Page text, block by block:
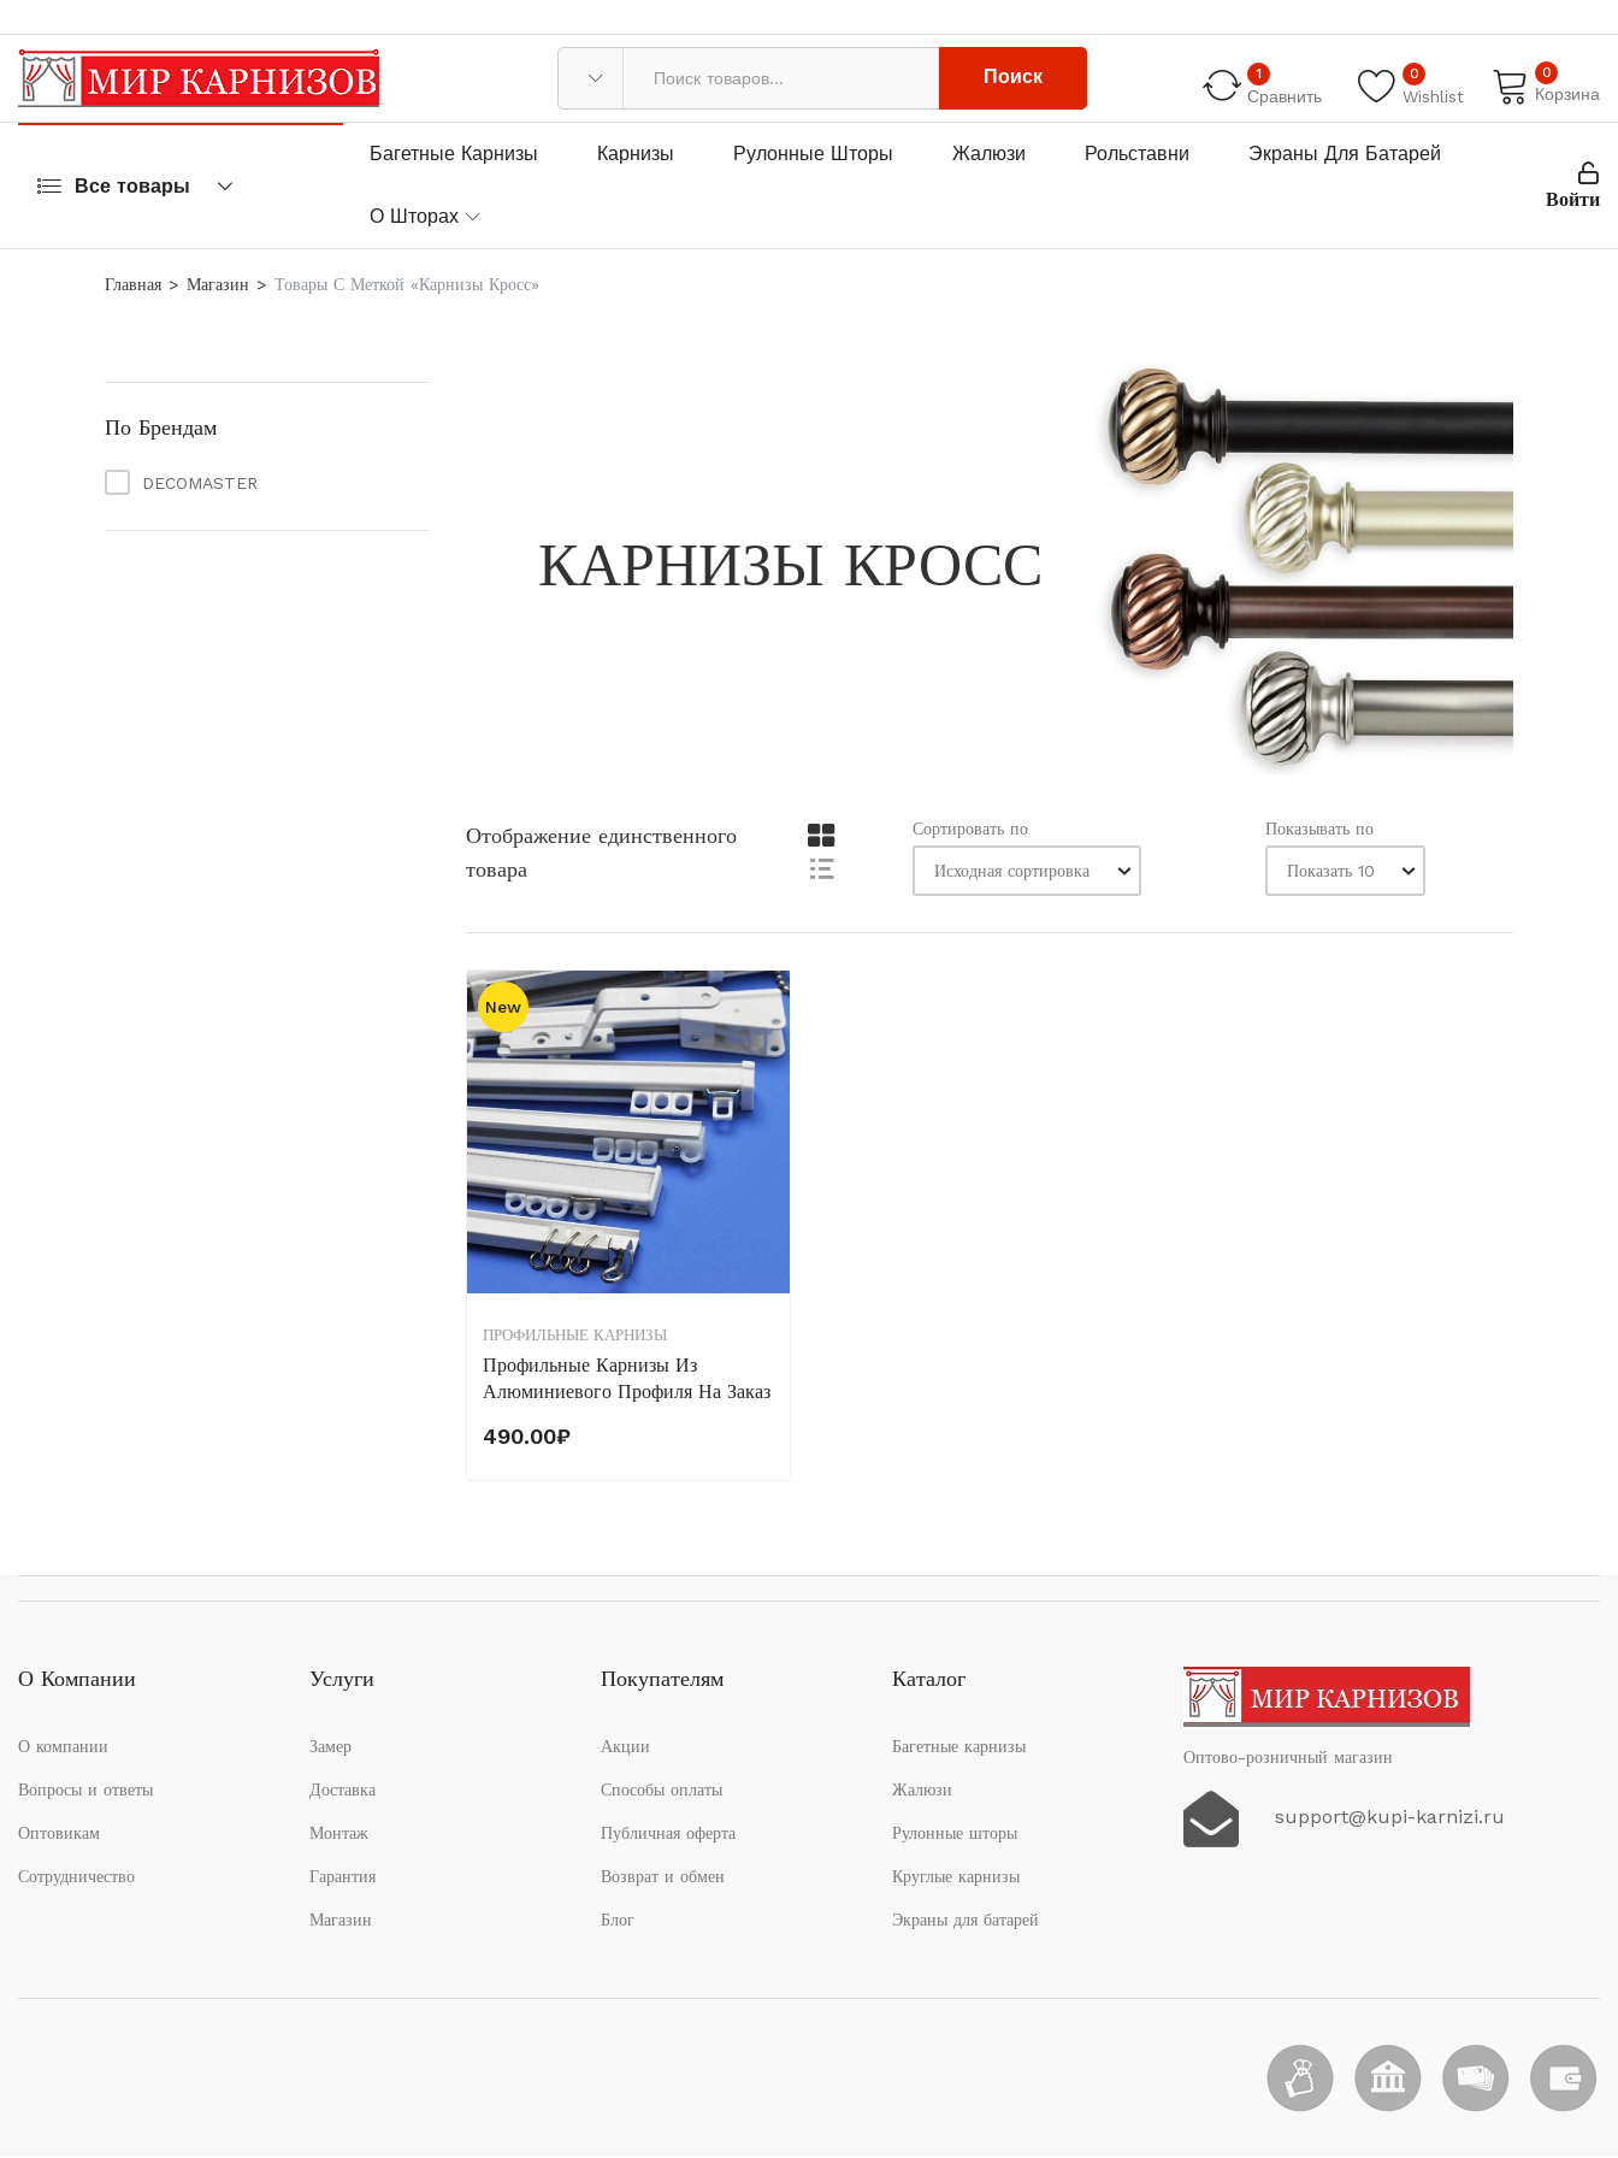
Поиск 1
Сравнить
0
Wishlist
0
Корзина
Все товары
Багетные Карнизы Карнизы Рулонные Шторы Жалюзи Рольставни Экраны Для Батарей
О Шторах
Войти
Главная Магазин Товары С Меткой «Карнизы Кросс»
КАРНИЗЫ КРОСС
Отображение единственного
товара
Сортировать по Показывать по
New
ПРОФИЛЬНЫЕ КАРНИЗЫ
Профильные Карнизы Из
Алюминиевого Профиля На Заказ
490.00₽
По Брендам
DECOMASTER
О Компании
О компании
Вопросы и ответы
Оптовикам
Сотрудничество
Услуги
Замер
Доставка
Монтаж
Гарантия
Магазин
Покупателям
Акции
Способы оплаты
Публичная оферта
Возврат и обмен
Блог
Каталог
Багетные карнизы
Жалюзи
Рулонные шторы
Круглые карнизы
Экраны для батарей
Оптово-розничный магазин
support@kupi-karnizi.ru